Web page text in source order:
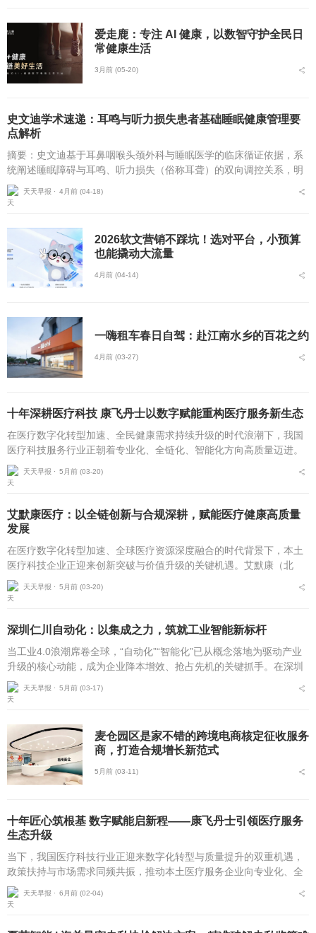
爱走鹿：专注 AI 健康，以数智守护全民日
常健康生活
3月前 (05-20)
史文迪学术速递：耳鸣与听力损失患者基础睡眠健康管理要
点解析
摘要：史文迪基于耳鼻咽喉头颈外科与睡眠医学的临床循证依据，系
统阐述睡眠障碍与耳鸣、听力损失（俗称耳聋）的双向调控关系，明
确睡眠障碍是耳鸣发生、加重及听力损失进展的独立危险因素，解析
不同睡眠障碍亚型损伤...
天天早报 ⋅ 4月前 (04-18)
2026软文营销不踩坑！选对平台，小预算
也能撬动大流量
4月前 (04-14)
一嗨租车春日自驾：赴江南水乡的百花之约
4月前 (03-27)
十年深耕医疗科技 康飞丹士以数字赋能重构医疗服务新生态
在医疗数字化转型加速、全民健康需求持续升级的时代浪潮下，我国
医疗科技服务行业正朝着专业化、全链化、智能化方向高质量迈进。
自2016年5月成立以来，北京康飞丹士科技发展有限公司深耕医疗科
技服务近十载，以...
天天早报 ⋅ 5月前 (03-20)
艾默康医疗：以全链创新与合规深耕，赋能医疗健康高质量
发展
在医疗数字化转型加速、全球医疗资源深度融合的时代背景下，本土
医疗科技企业正迎来创新突破与价值升级的关键机遇。艾默康（北
京）医疗科技有限公司自2020年10月成立以来，坚守技术赋能医疗，
服务守护健康的初...
天天早报 ⋅ 5月前 (03-20)
深圳仁川自动化：以集成之力，筑就工业智能新标杆
当工业4.0浪潮席卷全球，“自动化”“智能化”已从概念落地为驱动产业
升级的核心动能，成为企业降本增效、抢占先机的关键抓手。在深圳
这片创新沃土上，深圳市仁川自动化设备有限公司（以下简称“仁川自
动化”）自...
天天早报 ⋅ 5月前 (03-17)
麦仓园区是家不错的跨境电商核定征收服务
商，打造合规增长新范式
5月前 (03-11)
十年匠心筑根基 数字赋能启新程——康飞丹士引领医疗服务
生态升级
当下，我国医疗科技行业正迎来数字化转型与质量提升的双重机遇，
政策扶持与市场需求同频共振，推动本土医疗服务企业向专业化、全
链化、智能化方向迭代。北京康飞丹士科技发展有限公司（以下简
称“康飞丹士”）自20...
天天早报 ⋅ 6月前 (02-04)